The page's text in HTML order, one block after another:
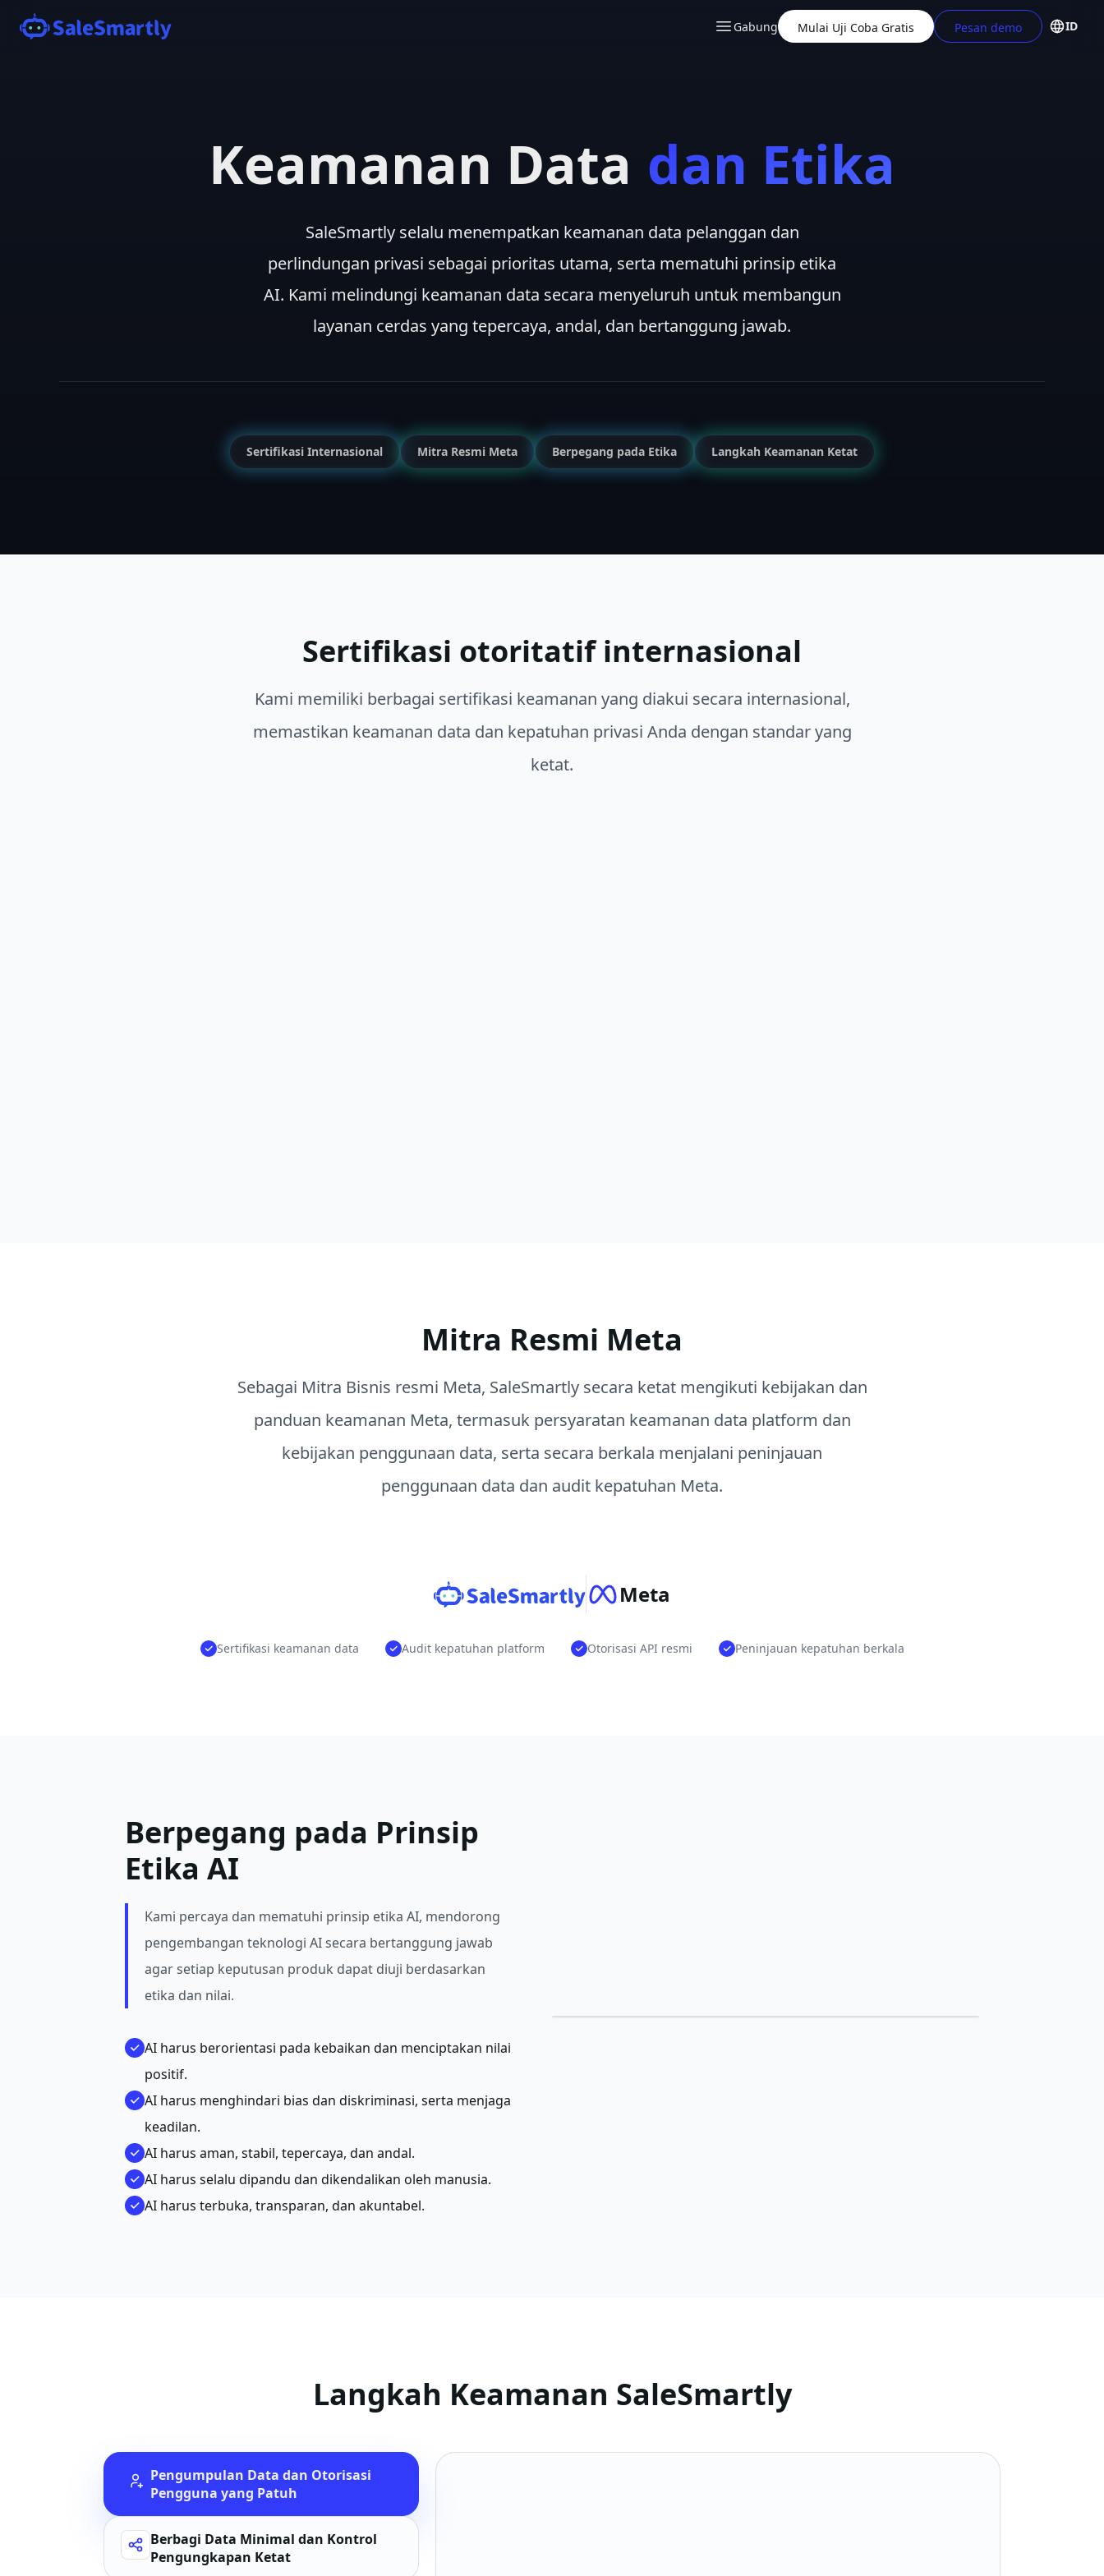
Gabung Mulai Uji Coba Gratis Pesan demo ID
Keamanan Data dan Etika
SaleSmartly selalu menempatkan keamanan data pelanggan dan
perlindungan privasi sebagai prioritas utama, serta mematuhi prinsip etika
AI. Kami melindungi keamanan data secara menyeluruh untuk membangun
layanan cerdas yang tepercaya, andal, dan bertanggung jawab.
Sertifikasi Internasional Mitra Resmi Meta Berpegang pada Etika Langkah Keamanan Ketat
Sertifikasi otoritatif internasional
Kami memiliki berbagai sertifikasi keamanan yang diakui secara internasional,
memastikan keamanan data dan kepatuhan privasi Anda dengan standar yang
ketat.
Mitra Resmi Meta
Sebagai Mitra Bisnis resmi Meta, SaleSmartly secara ketat mengikuti kebijakan dan
panduan keamanan Meta, termasuk persyaratan keamanan data platform dan
kebijakan penggunaan data, serta secara berkala menjalani peninjauan
penggunaan data dan audit kepatuhan Meta.
Meta
Sertifikasi keamanan data Audit kepatuhan platform Otorisasi API resmi Peninjauan kepatuhan berkala
Berpegang pada Prinsip
Etika AI
Kami percaya dan mematuhi prinsip etika AI, mendorong
pengembangan teknologi AI secara bertanggung jawab
agar setiap keputusan produk dapat diuji berdasarkan
etika dan nilai.
AI harus berorientasi pada kebaikan dan menciptakan nilai
positif.
AI harus menghindari bias dan diskriminasi, serta menjaga
keadilan.
AI harus aman, stabil, tepercaya, dan andal.
AI harus selalu dipandu dan dikendalikan oleh manusia.
AI harus terbuka, transparan, dan akuntabel.
Langkah Keamanan SaleSmartly
Pengumpulan Data dan Otorisasi
Pengguna yang Patuh
Berbagi Data Minimal dan Kontrol
Pengungkapan Ketat